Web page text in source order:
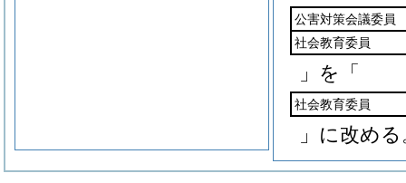
公害対策会議委員
社会教育委員
」を「
社会教育委員
」に改め